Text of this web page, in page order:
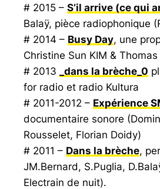
# 2015 – S’il arrive (ce qui
Balaÿ, pièce radiophonique
# 2014 – Busy Day, une
Christine Sun KIM & Thomas
# 2013
_dans la brèche_0
for radio et radio Kultura
# 2011-2012 – Expérience
documentaire sonore
Rousselet, Florian Doidy)
# 2011 – Dans la brèche,
JM.Bernard, S.Puglia,
Electrain de nuit).